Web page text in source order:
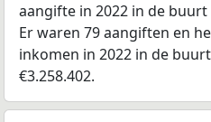
aangifte in 2022 in de buurt
Er waren 79 aangiften en
inkomen in 2022 in de
€3.258.402.